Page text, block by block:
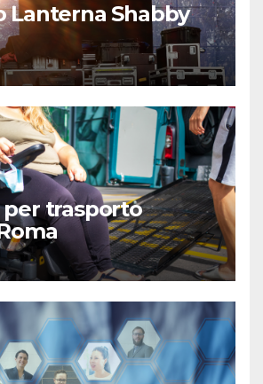
Lanterna Shabby
trasporto